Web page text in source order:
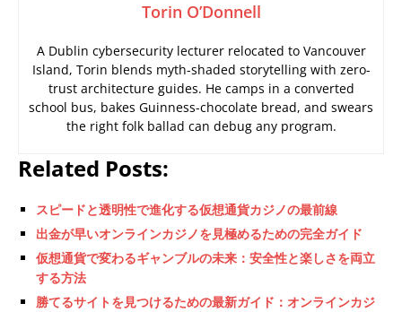
Torin O’Donnell
A Dublin cybersecurity lecturer relocated to Vancouver
Island, Torin blends myth-shaded storytelling with zero-
trust architecture guides. He camps in a converted
school bus, bakes Guinness-chocolate bread, and swears
the right folk ballad can debug any program.
Related Posts:
スピードと透明性で進化する仮想通貨カジノの最前線
出金が早いオンラインカジノを見極めるための完全ガイド
仮想通貨で変わるギャンブルの未来：安全性と楽しさを両立
する方法
勝てるサイトを見つけるための最新ガイド：オンラインカジ